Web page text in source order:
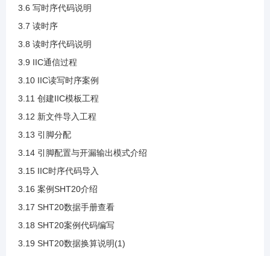
3.6 写时序代码说明
3.8 读时序代码说明
3.6 写时序代码说明
3.7 读时序
3.8 读时序代码说明
3.9 IIC通信过程
3.10 IIC读写时序案例
3.11 创建IIC模板工程
3.12 新文件导入工程
3.13 引脚分配
3.14 引脚配置与开漏输出模式介绍
3.15 IIC时序代码导入
3.16 案例SHT20介绍
3.17 SHT20数据手册查看
3.18 SHT20案例代码编写
3.19 SHT20数据换算说明(1)